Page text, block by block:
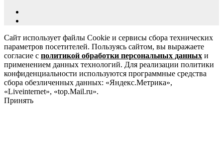
Сайт использует файлы Cookie и сервисы сбора технических
параметров посетителей. Пользуясь сайтом, вы выражаете
согласие с политикой обработки персональных данных и
применением данных технологий. Для реализации политики
конфиденциальности используются программные средства
сбора обезличенных данных: «Яндекс.Метрика»,
«Liveinternet», «top.Mail.ru».
Принять